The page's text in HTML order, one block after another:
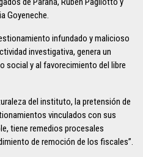
Goyeneche.
infundado y malicioso
investigativa, genera un
social y al favorecimiento del libre
del instituto, la pretensión de
vinculados con sus
tiene remedios procesales
de remoción de los fiscales”.